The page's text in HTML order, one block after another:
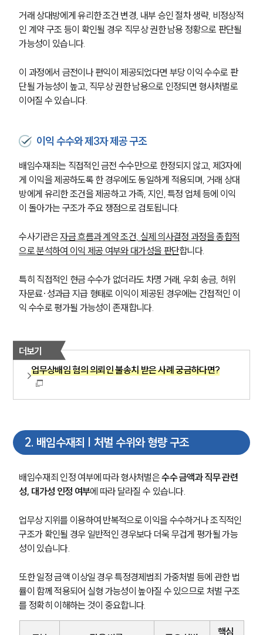
거래 상대방에게 유리한 조건 변경, 내부 승인 절차 생략, 비정상적
인 계약 구조 등이 확인될 경우 직무상 권한 남용 정황으로 판단될
가능성이 있습니다.
이 과정에서 금전이나 편익이 제공되었다면 부당 이익 수수로 판
단될 가능성이 높고, 직무상 권한 남용으로 인정되면 형사처벌로
이어질 수 있습니다.
이익 수수와 제3자 제공 구조
배임수재죄는 직접적인 금전 수수만으로 한정되지 않고, 제3자에
게 이익을 제공하도록 한 경우에도 동일하게 적용되며, 거래 상대
방에게 유리한 조건을 제공하고 가족, 지인, 특정 업체 등에 이익
이 돌아가는 구조가 주요 쟁점으로 검토됩니다.
수사기관은 자금 흐름과 계약 조건, 실제 의사결정 과정을 종합적
으로 분석하여 이익 제공 여부와 대가성을 판단합니다.
특히 직접적인 현금 수수가 없더라도 차명 거래, 우회 송금, 허위
자문료·성과급 지급 형태로 이익이 제공된 경우에는 간접적인 이
익 수수로 평가될 가능성이 존재합니다.
더보기
업무상배임 혐의 의뢰인 불송치 받은 사례 궁금하다면?
2. 배임수재죄 | 처벌 수위와 형량 구조
배임수재죄 인정 여부에 따라 형사처벌은 수수 금액과 직무 관련
성, 대가성 인정 여부에 따라 달라질 수 있습니다.
업무상 지위를 이용하여 반복적으로 이익을 수수하거나 조직적인
구조가 확인될 경우 일반적인 경우보다 더욱 무겁게 평가될 가능
성이 있습니다.
또한 일정 금액 이상일 경우 특정경제범죄 가중처벌 등에 관한 법
률이 함께 적용되어 실형 가능성이 높아질 수 있으므로 처벌 구조
를 정확히 이해하는 것이 중요합니다.
핵심